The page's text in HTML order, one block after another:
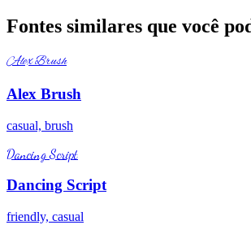
Fontes similares que você
Alex Brush
Alex Brush
casual, brush
Dancing Script
Dancing Script
friendly, casual